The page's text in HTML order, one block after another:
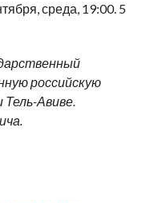
среда, 19:00. 5
российскую
Тель-Авиве.